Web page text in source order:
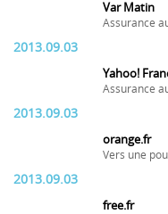
Var Matin
Assurance
2013.09.03
Yahoo!
Assurance
2013.09.03
orange.fr
Vers une
2013.09.03
free.fr